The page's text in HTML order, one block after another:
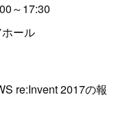
～17:30
ール
re:Invent 2017の報